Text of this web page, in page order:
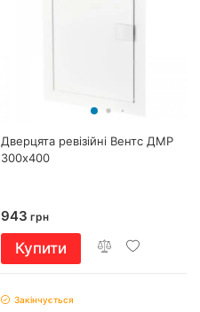
Дверцята ревізійні Вентс ДМР
300х400
943 грн
Купити
Закінчується